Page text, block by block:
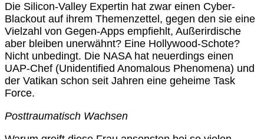
Die Silicon-Valley Expertin hat zwar einen Cyber-
Blackout auf ihrem Themenzettel, gegen den sie eine
Vielzahl von Gegen-Apps empfiehlt, Außerirdische
aber bleiben unerwähnt? Eine Hollywood-Schote?
Nicht unbedingt. Die NASA hat neuerdings einen
UAP-Chef (Unidentified Anomalous Phenomena) und
der Vatikan schon seit Jahren eine geheime Task
Force.
Posttraumatisch Wachsen